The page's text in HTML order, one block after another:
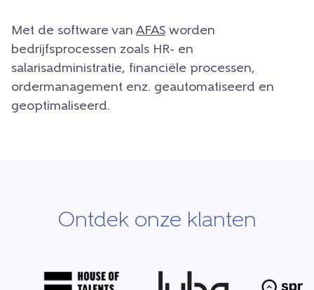
Met de software van AFAS worden
bedrijfsprocessen zoals HR- en
salarisadministratie, financiële processen,
ordermanagement enz. geautomatiseerd en
geoptimaliseerd.
Ontdek onze klanten